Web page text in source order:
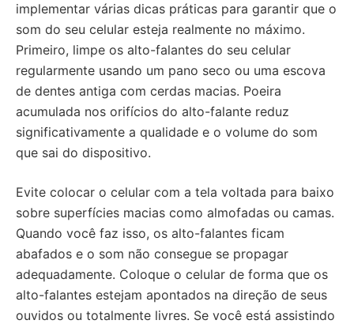
implementar várias dicas práticas para garantir que o
som do seu celular esteja realmente no máximo.
Primeiro, limpe os alto-falantes do seu celular
regularmente usando um pano seco ou uma escova
de dentes antiga com cerdas macias. Poeira
acumulada nos orifícios do alto-falante reduz
significativamente a qualidade e o volume do som
que sai do dispositivo.
Evite colocar o celular com a tela voltada para baixo
sobre superfícies macias como almofadas ou camas.
Quando você faz isso, os alto-falantes ficam
abafados e o som não consegue se propagar
adequadamente. Coloque o celular de forma que os
alto-falantes estejam apontados na direção de seus
ouvidos ou totalmente livres. Se você está assistindo